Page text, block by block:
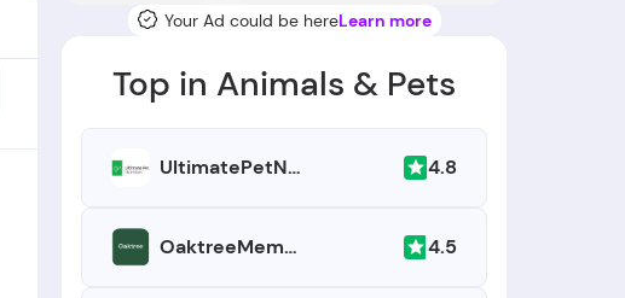
Your Ad could be hereLearn more
Top in Animals & Pets
UltimatePetNutrition.com 4.8
OaktreeMemorials.com 4.5